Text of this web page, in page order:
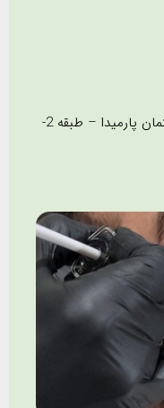
کرج – گوهردشت – فلکه اول – ساختمان پارمیدا – طبقه 2-